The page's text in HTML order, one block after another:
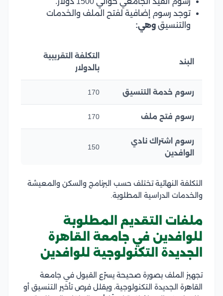
توجد رسوم إضافية لفتح الملف والخدمات
والتنسيق وهي:
البند
التكلفة التقريبية
بالدولار
رسوم خدمة التنسيق 170
رسوم فتح ملف 170
رسوم اشتراك نادي
الوافدين
150
التكلفة النهائية تختلف حسب البرنامج والسكن والمعيشة
والخدمات الدراسية المطلوبة.
ملفات التقديم المطلوبة
للوافدين في جامعة القاهرة
الجديدة التكنولوجية للوافدين
تجهيز الملف بصورة صحيحة يسرّع القبول في جامعة
القاهرة الجديدة التكنولوجية، ويقلل فرص تأخير التنسيق أو